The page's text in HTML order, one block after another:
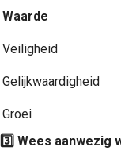
Waarde
Veiligheid
Gelijkwaardigheid
Groei
3️ ⃣ Wees